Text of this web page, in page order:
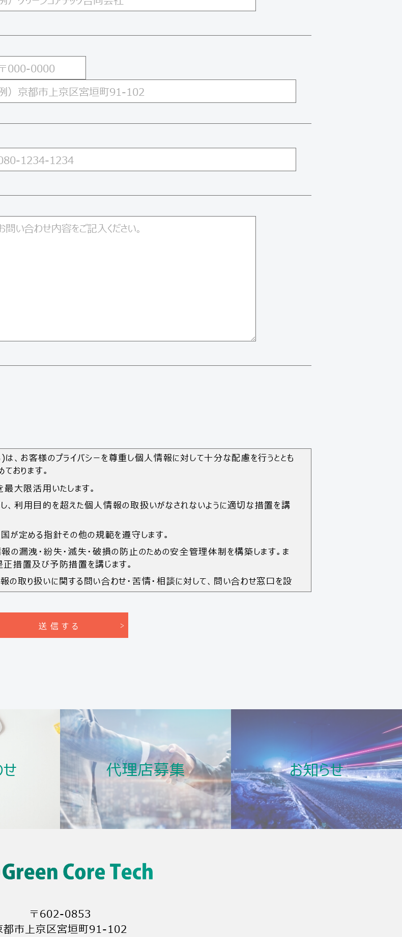
は、お客様のプライバシーを尊重し個人情報に対して十分な配慮を行うととも
おります。
大限活用いたします。
利用目的を超えた個人情報の取扱いがなされないように適切な措置を講
が定める指針その他の規範を遵守します。
の漏洩・紛失・滅失・破損の防止のための安全管理体制を構築します。ま
措置及び予防措置を講じます。
取り扱いに関する問い合わせ・苦情・相談に対して、問い合わせ窓口を設
継続的に見直し、適切に改善します。
：グリーンコアテック合同会社「個人情報窓口」
代理店募集 お知らせ
〒602-0853
都市上京区宮垣町91-102